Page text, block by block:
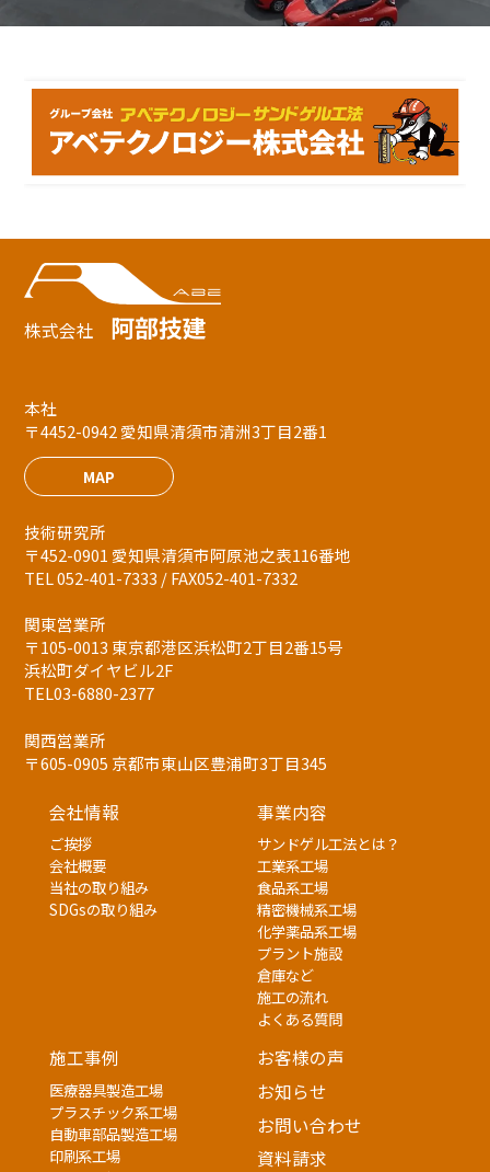
株式会社 阿部技建
本社
〒4452-0942 愛知県清須市清洲3丁目2番1
MAP
技術研究所
〒452-0901 愛知県清須市阿原池之表116番地
TEL 052-401-7333 / FAX052-401-7332
関東営業所
〒105-0013 東京都港区浜松町2丁目2番15号
浜松町ダイヤビル2F
TEL03-6880-2377
関西営業所
〒605-0905 京都市東山区豊浦町3丁目345
会社情報
ご挨拶
会社概要
当社の取り組み
SDGsの取り組み
事業内容
サンドゲル工法とは？
工業系工場
食品系工場
精密機械系工場
化学薬品系工場
プラント施設
倉庫など
施工の流れ
よくある質問
施工事例
医療器具製造工場
プラスチック系工場
自動車部品製造工場
印刷系工場
お客様の声
お知らせ
お問い合わせ
資料請求